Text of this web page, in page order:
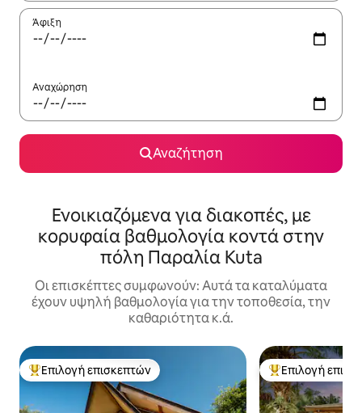
Άφιξη
Αναχώρηση
Αναζήτηση
Ενοικιαζόμενα για διακοπές, με
κορυφαία βαθμολογία κοντά στην
πόλη Παραλία Kuta
Οι επισκέπτες συμφωνούν: Αυτά τα καταλύματα
έχουν υψηλή βαθμολογία για την τοποθεσία, την
καθαριότητα κ.ά.
Κορυφαία επιλογή επισκεπτών
Επιλογή επισκεπτών Κορυφαία
Επιλογή